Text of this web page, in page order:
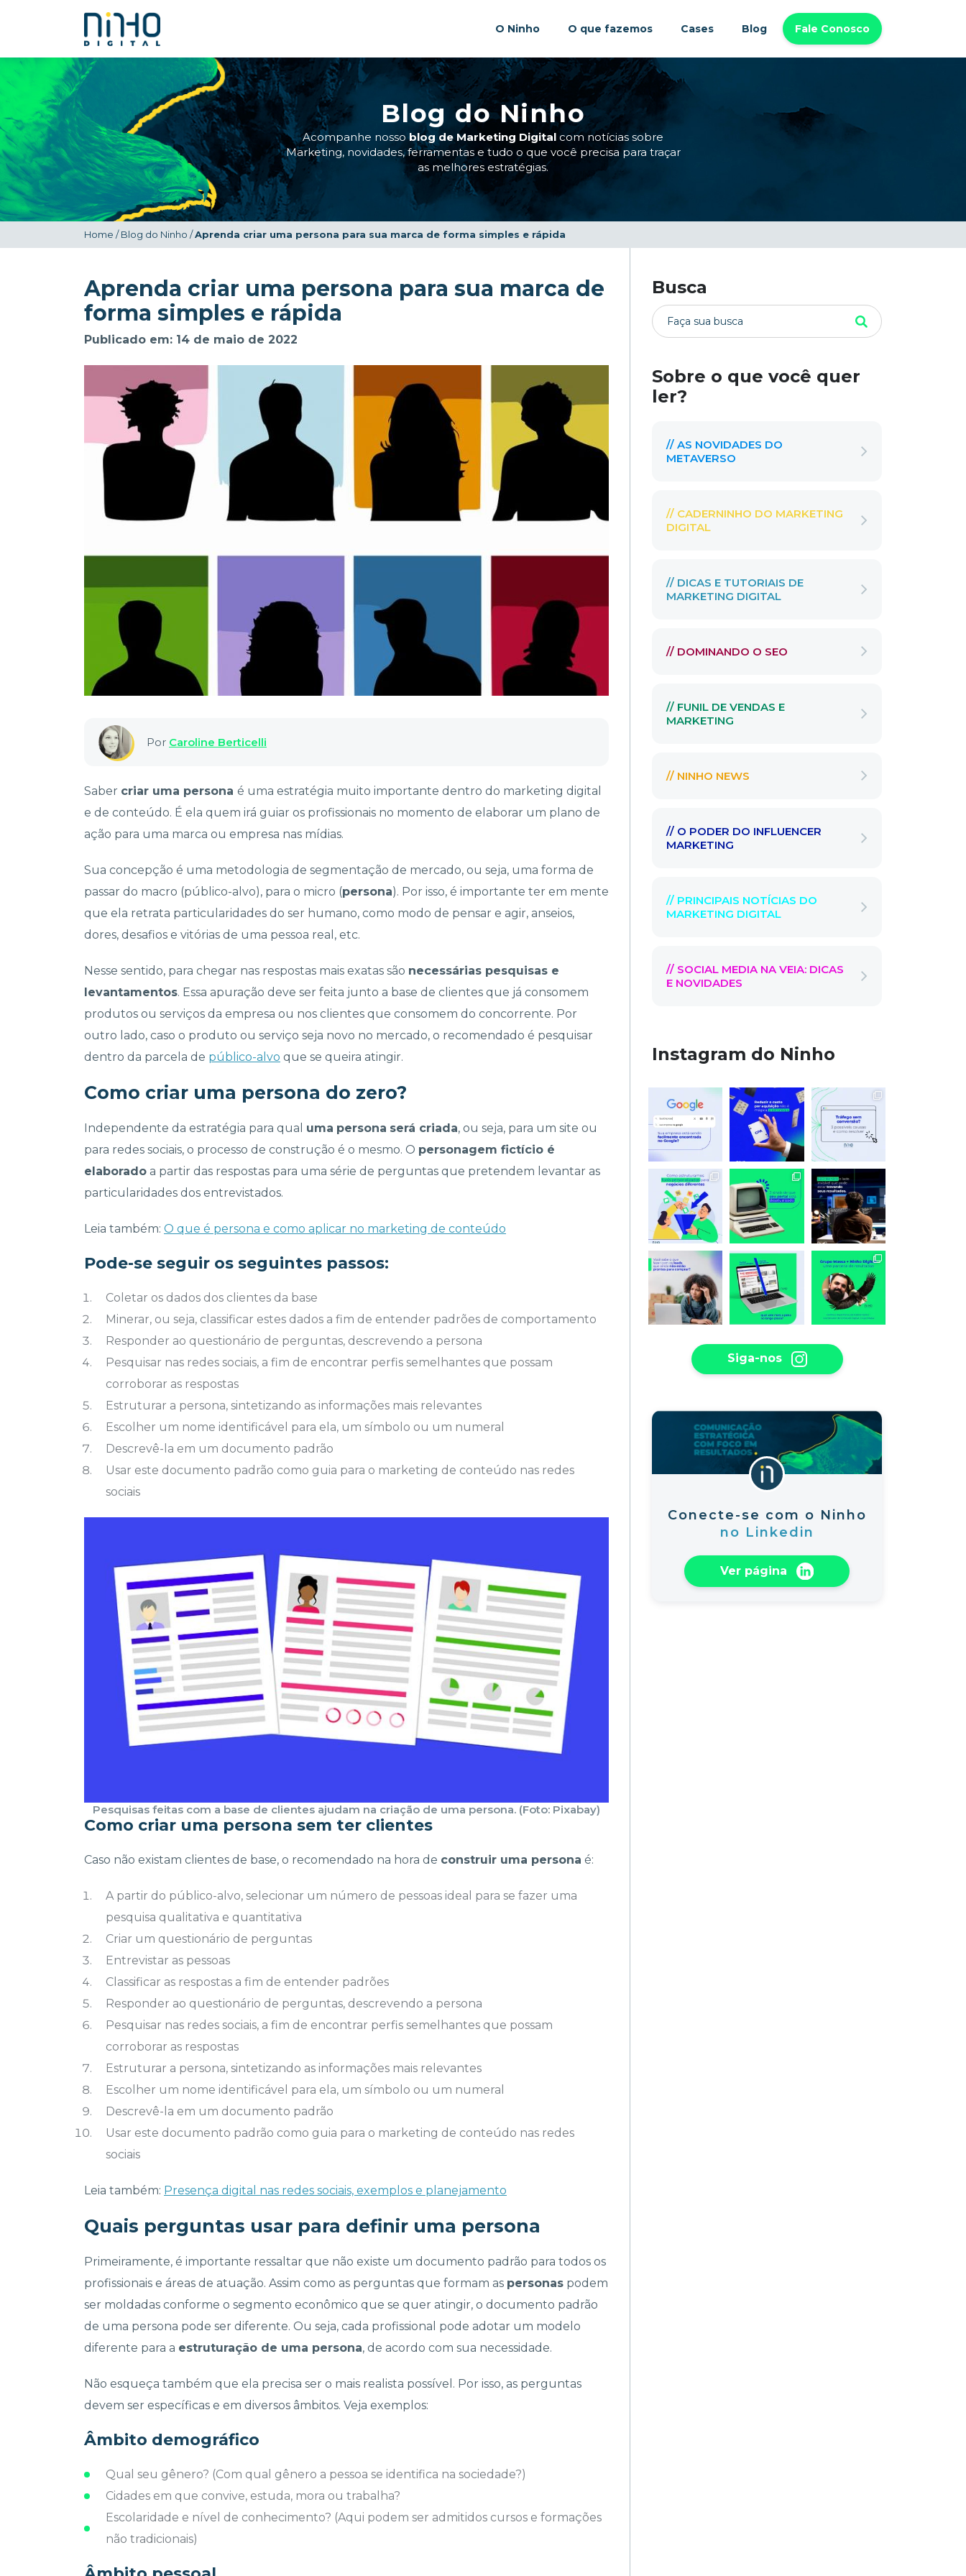
O Ninho O que fazemos Cases Blog Fale Conosco
Blog do Ninho
Acompanhe nossoblog de Marketing Digital com notícias sobre
Marketing, novidades, ferramentas e tudo o que você precisa para traçar
as melhores estratégias.
Home /Blog do Ninho /Aprenda criar uma persona para sua marca de forma simples e rápida
Aprenda criar uma persona para sua marca de
forma simples e rápida
Publicado em: 14 de maio de 2022
Por Caroline Berticelli
Saber criar uma persona é uma estratégia muito importante dentro do marketing digital
e de conteúdo. É ela quem irá guiar os profissionais no momento de elaborar um plano de
ação para uma marca ou empresa nas mídias.
Sua concepção é uma metodologia de segmentação de mercado, ou seja, uma forma de
passar do macro (público-alvo), para o micro (persona). Por isso, é importante ter em mente
que ela retrata particularidades do ser humano, como modo de pensar e agir, anseios,
dores, desafios e vitórias de uma pessoa real, etc.
Nesse sentido, para chegar nas respostas mais exatas são necessárias pesquisas e
levantamentos. Essa apuração deve ser feita junto a base de clientes que já consomem
produtos ou serviços da empresa ou nos clientes que consomem do concorrente. Por
outro lado, caso o produto ou serviço seja novo no mercado, o recomendado é pesquisar
dentro da parcela de público-alvo que se queira atingir.
Como criar uma persona do zero?
Independente da estratégia para qual uma persona será criada, ou seja, para um site ou
para redes sociais, o processo de construção é o mesmo. O personagem fictício é
elaborado a partir das respostas para uma série de perguntas que pretendem levantar as
particularidades dos entrevistados.
Leia também: O que é persona e como aplicar no marketing de conteúdo
Pode-se seguir os seguintes passos:
Coletar os dados dos clientes da base
Minerar, ou seja, classificar estes dados a fim de entender padrões de comportamento
Responder ao questionário de perguntas, descrevendo a persona
Pesquisar nas redes sociais, a fim de encontrar perfis semelhantes que possam
corroborar as respostas
Estruturar a persona, sintetizando as informações mais relevantes
Escolher um nome identificável para ela, um símbolo ou um numeral
Descrevê-la em um documento padrão
Usar este documento padrão como guia para o marketing de conteúdo nas redes
sociais
Pesquisas feitas com a base de clientes ajudam na criação de uma persona. (Foto: Pixabay)
Como criar uma persona sem ter clientes
Caso não existam clientes de base, o recomendado na hora de construir uma persona é:
A partir do público-alvo, selecionar um número de pessoas ideal para se fazer uma
pesquisa qualitativa e quantitativa
Criar um questionário de perguntas
Entrevistar as pessoas
Classificar as respostas a fim de entender padrões
Responder ao questionário de perguntas, descrevendo a persona
Pesquisar nas redes sociais, a fim de encontrar perfis semelhantes que possam
corroborar as respostas
Estruturar a persona, sintetizando as informações mais relevantes
Escolher um nome identificável para ela, um símbolo ou um numeral
Descrevê-la em um documento padrão
Usar este documento padrão como guia para o marketing de conteúdo nas redes
sociais
Leia também: Presença digital nas redes sociais, exemplos e planejamento
Quais perguntas usar para definir uma persona
Primeiramente, é importante ressaltar que não existe um documento padrão para todos os
profissionais e áreas de atuação. Assim como as perguntas que formam as personas podem
ser moldadas conforme o segmento econômico que se quer atingir, o documento padrão
de uma persona pode ser diferente. Ou seja, cada profissional pode adotar um modelo
diferente para a estruturação de uma persona, de acordo com sua necessidade.
Não esqueça também que ela precisa ser o mais realista possível. Por isso, as perguntas
devem ser específicas e em diversos âmbitos. Veja exemplos:
Âmbito demográfico
Qual seu gênero? (Com qual gênero a pessoa se identifica na sociedade?)
Cidades em que convive, estuda, mora ou trabalha?
Escolaridade e nível de conhecimento? (Aqui podem ser admitidos cursos e formações
não tradicionais)
Busca
Sobre o que você quer
ler?
// AS NOVIDADES DO
METAVERSO
// CADERNINHO DO MARKETING
DIGITAL
// DICAS E TUTORIAIS DE
MARKETING DIGITAL
// DOMINANDO O SEO
// FUNIL DE VENDAS E
MARKETING
// NINHO NEWS
// O PODER DO INFLUENCER
MARKETING
// PRINCIPAIS NOTÍCIAS DO
MARKETING DIGITAL
// SOCIAL MEDIA NA VEIA: DICAS
E NOVIDADES
Instagram do Ninho
Siga-nos
Conecte-se com o Ninho
no Linkedin
Ver página